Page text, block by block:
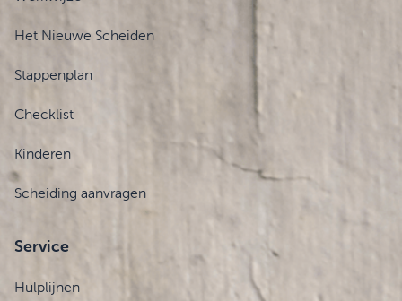
Het Nieuwe Scheiden
Stappenplan
Checklist
Kinderen
Scheiding aanvragen
Service
Hulplijnen